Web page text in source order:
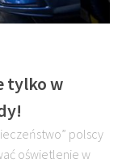
tylko w
polscy
oświetlenie w